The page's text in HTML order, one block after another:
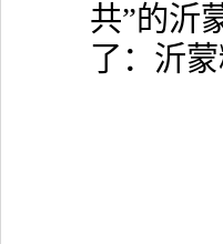
共”的沂
了：沂